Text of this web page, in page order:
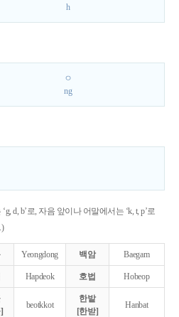
h
ㅇ
ng
d, b’로, 자음 앞이나 어말에서는 ‘k, t, p’로
Yeongdong 백암 Baegam
Hapdeok 호법 Hobeop
beotkkot
한밭
[한받]
Hanbat